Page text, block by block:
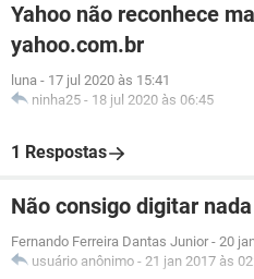
Yahoo não reconhece
yahoo.com.br
luna - 17 jul 2020 às 15:41
ninha25 - 18 jul 2020 às 06:45
1 Respostas
Não consigo digitar
Fernando Ferreira Dantas Junior - 20
usuário anônimo - 21 jan 2017 às